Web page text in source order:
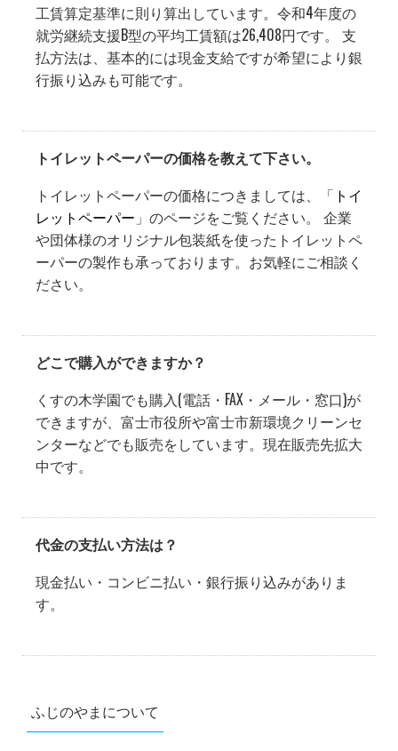
工賃算定基準に則り算出しています。令和4年度の
就労継続支援B型の平均工賃額は26,408円です。 支
払方法は、基本的には現金支給ですが希望により銀
行振り込みも可能です。
トイレットペーパーの価格を教えて下さい。
トイレットペーパーの価格につきましては、「 トイ
レットペーパー 」のページをご覧ください。 企業
や団体様のオリジナル包装紙を使ったトイレットペ
ーパーの製作も承っております。お気軽にご相談く
ださい。
どこで購入ができますか？
くすの木学園でも購入(電話・FAX・メール・窓口)が
できますが、富士市役所や富士市新環境クリーンセ
ンターなどでも販売をしています。現在販売先拡大
中です。
代金の支払い方法は？
現金払い・コンビニ払い・銀行振り込みがありま
す。
ふじのやまについて